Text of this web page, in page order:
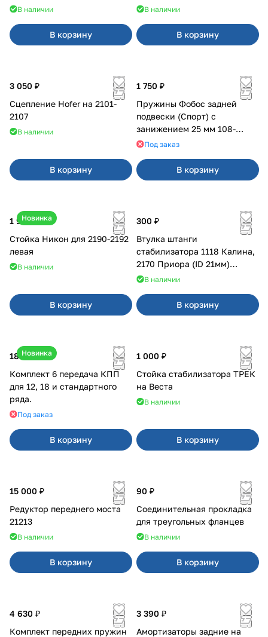
10115
В наличии
В корзину
подшипником) 2шт 10122
В наличии
В корзину
3 050 ₽
Сцепление Hofer на 2101-
2107
В наличии
В корзину
1 750 ₽
Пружины Фобос задней
подвески (Спорт) с
занижением 25 мм 108-
21099, 2113-2115
Под заказ
В корзину
Новинка
1 900 ₽
Стойка Никон для 2190-2192
левая
В наличии
В корзину
300 ₽
Втулка штанги
стабилизатора 1118 Калина,
2170 Приора (ID 21мм)
VTULKA (желтая) 17-01-110
В наличии
В корзину
Новинка
18 000 ₽
Комплект 6 передача КПП
для 12, 18 и стандартного
ряда.
Под заказ
В корзину
1 000 ₽
Стойка стабилизатора ТРЕК
на Веста
В наличии
В корзину
15 000 ₽
Редуктор переднего моста
21213
В наличии
В корзину
90 ₽
Соединительная прокладка
для треугольных фланцев
В наличии
В корзину
4 630 ₽
Комплект передних пружин
3 390 ₽
Амортизаторы задние на